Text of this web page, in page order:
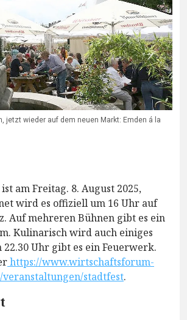
jetzt wieder auf dem neuen Markt: Emden á la
am Freitag. 8. August 2025,
wird es offiziell um 16 Uhr auf
Auf mehreren Bühnen gibt es ein
Kulinarisch wird auch einiges
22.30 Uhr gibt es ein Feuerwerk.
https://www.wirtschaftsforum-
veranstaltungen/stadtfest.